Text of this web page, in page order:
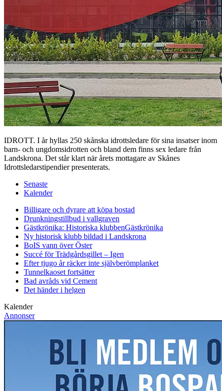
IDROTT. I år hyllas 250 skånska idrottsledare för sina insatser inom
barn- och ungdomsidrotten och bland dem finns sex ledare från
Landskrona. Det står klart när årets mottagare av Skånes
Idrottsledarstipendier presenterats.
Senaste
Kalender
Billigare och dyrare att köpa bostad
Drunkningstillbud i vallgraven
Gästkrönika: Historiska klubbenGästkrönika
Ny historisk klubb bildad i Landskrona
BoIS vann över Öster
Succé för Trädgårdsgillet – Igen
Efter tjugo år räcker inte självberömplanket
Tunnelkaoset fortsätter
Bad avråds vid Cement
Det händer i helgen
Kalender
Annonser